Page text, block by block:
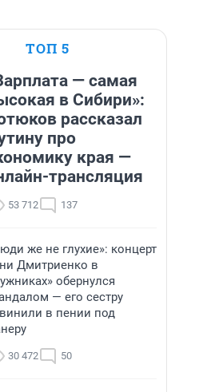
ТОП 5
— самая
в Сибири»:
рассказал
про
края —
трансляция
53 712 137
же не глухие»: концерт
Дмитриенко в
обернулся
— его сестру
в пении под
30 472 50